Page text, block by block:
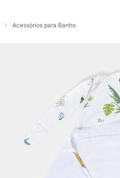
Acessórios para Banho